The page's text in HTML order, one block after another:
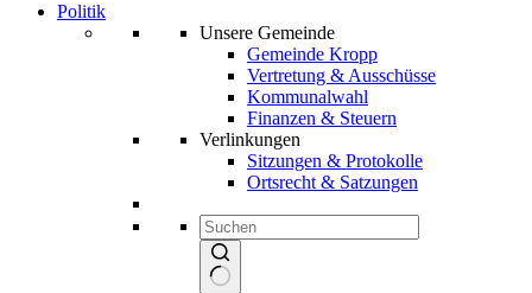
Politik
Unsere Gemeinde
Gemeinde Kropp
Vertretung & Ausschüsse
Kommunalwahl
Finanzen & Steuern
Verlinkungen
Sitzungen & Protokolle
Ortsrecht & Satzungen